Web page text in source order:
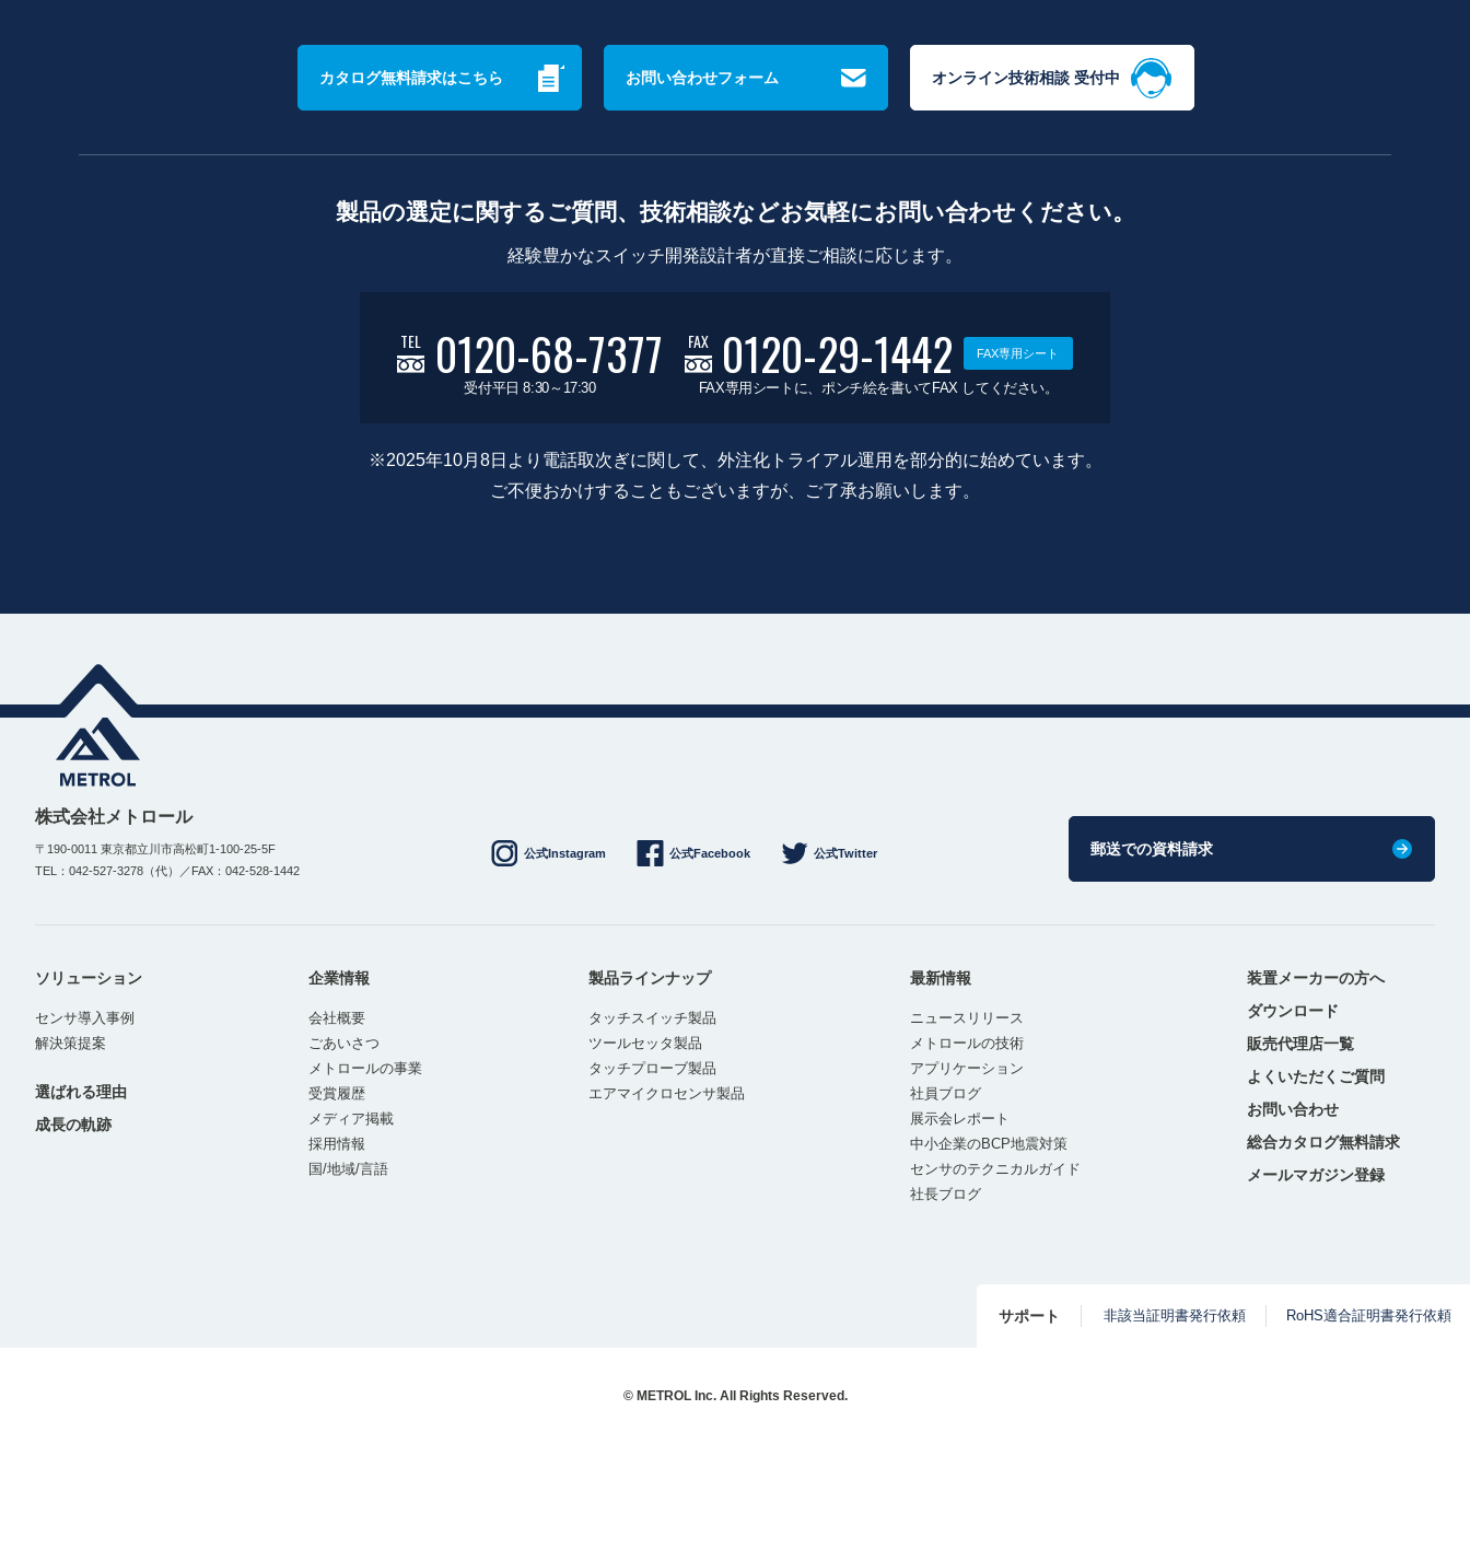
カタログ無料請求はこちら お問い合わせフォーム オンライン技術相談 受付中
製品の選定に関するご質問、技術相談などお気軽にお問い合わせください。
経験豊かなスイッチ開発設計者が直接ご相談に応じます。
TEL 0120-68-7377
受付平日 8:30～17:30
FAX 0120-29-1442 FAX専用シート
FAX専用シートに、ポンチ絵を書いてFAX してください。
※2025年10月8日より電話取次ぎに関して、外注化トライアル運用を部分的に始めています。
ご不便おかけすることもございますが、ご了承お願いします。
株式会社メトロール
〒190-0011 東京都立川市高松町1-100-25-5F
TEL：042-527-3278（代）／FAX：042-528-1442
公式Instagram 公式Facebook 公式Twitter 郵送での資料請求
ソリューション
センサ導入事例
解決策提案
選ばれる理由
成長の軌跡
企業情報
会社概要
ごあいさつ
メトロールの事業
受賞履歴
メディア掲載
採用情報
国/地域/言語
製品ラインナップ
タッチスイッチ製品
ツールセッタ製品
タッチプローブ製品
エアマイクロセンサ製品
最新情報
ニュースリリース
メトロールの技術
アプリケーション
社員ブログ
展示会レポート
中小企業のBCP地震対策
センサのテクニカルガイド
社長ブログ
装置メーカーの方へ
ダウンロード
販売代理店一覧
よくいただくご質問
お問い合わせ
総合カタログ無料請求
メールマガジン登録
サポート 非該当証明書発行依頼 RoHS適合証明書発行依頼
© METROL Inc. All Rights Reserved.